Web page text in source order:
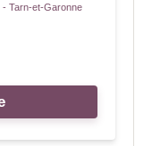
- Tarn-et-Garonne